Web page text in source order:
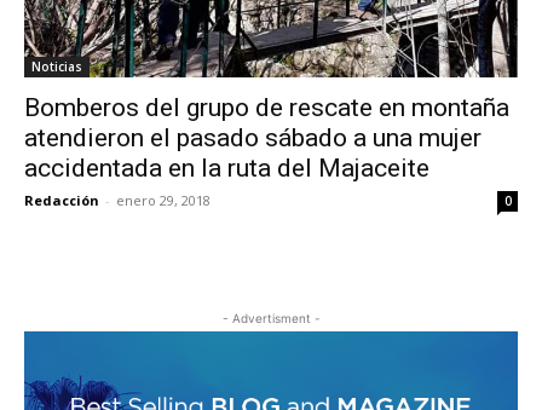
Noticias
Bomberos del grupo de rescate en montaña
atendieron el pasado sábado a una mujer
accidentada en la ruta del Majaceite
Redacción - enero 29, 2018 0
- Advertisment -